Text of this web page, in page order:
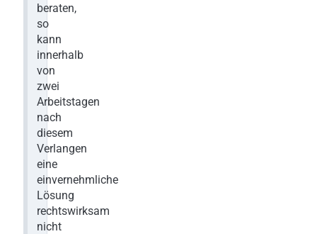
beraten,
so
kann
innerhalb
von
zwei
Arbeitstagen
nach
diesem
Verlangen
eine
einvernehmliche
Lösung
rechtswirksam
nicht